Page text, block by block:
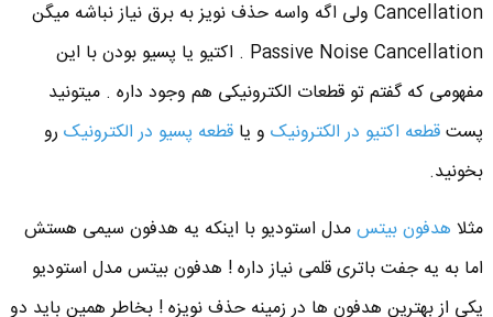
Cancellation ولی اگه واسه حذف نویز به برق نیاز نباشه میگن
Passive Noise Cancellation . اکتیو یا پسیو بودن با این
مفهومی که گفتم تو قطعات الکترونیکی هم وجود داره . میتونید
پستقطعه اکتیو در الکترونیکو یا قطعه پسیو در الکترونیکرو
بخونید.
مثلا هدفون بیتسمدل استودیو با اینکه یه هدفون سیمی هستش
اما به یه جفت باتری قلمی نیاز داره ! هدفون بیتس مدل استودیو
یکی از بهترین هدفون ها در زمینه حذف نویزه ! بخاطر همین باید دو